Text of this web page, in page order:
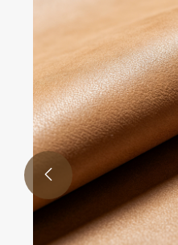
2026 Күдері
трендтері Чжигао
жаңа материал
Қосымша көру >>
